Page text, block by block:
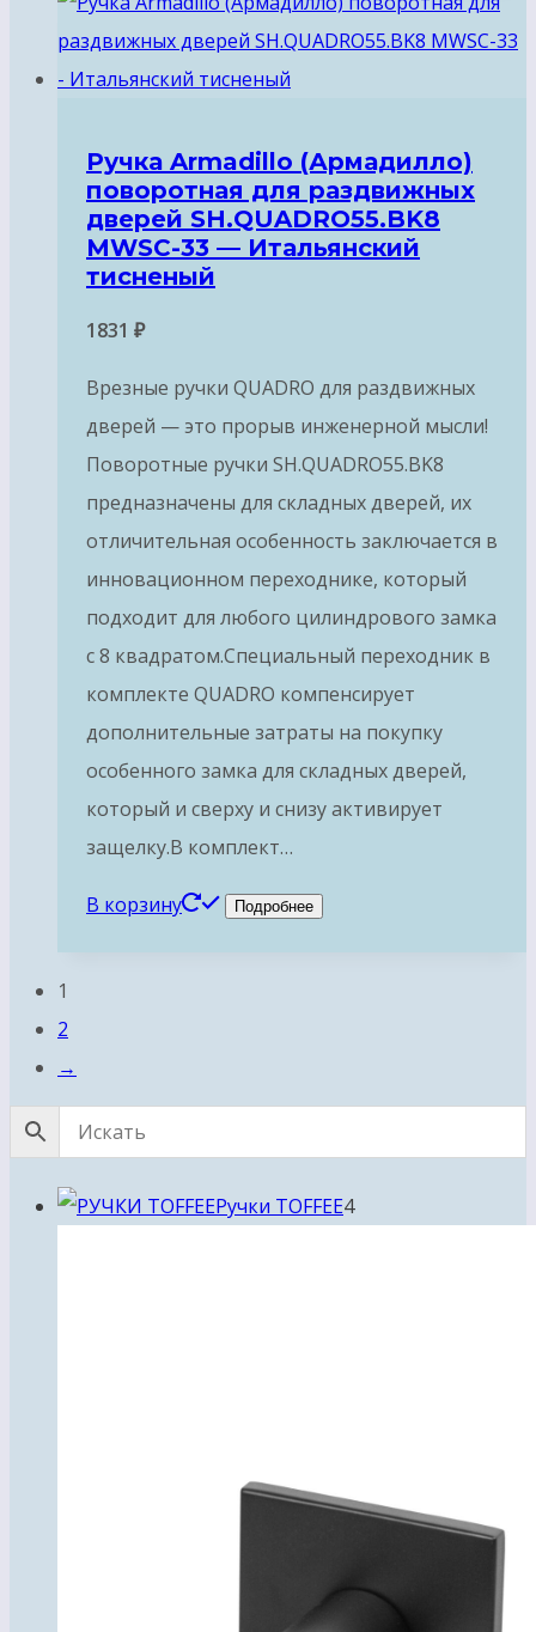
Ручка Armadillo (Армадилло)
поворотная для раздвижных
дверей SH.QUADRO55.BK8
MWSC-33 — Итальянский
тисненый
1831 ₽
Врезные ручки QUADRO для раздвижных
дверей — это прорыв инженерной мысли!
Поворотные ручки SH.QUADRO55.BK8
предназначены для складных дверей, их
отличительная особенность заключается в
инновационном переходнике, который
подходит для любого цилиндрового замка
с 8 квадратом.Специальный переходник в
комплекте QUADRO компенсирует
дополнительные затраты на покупку
особенного замка для складных дверей,
который и сверху и снизу активирует
защелку.В комплект…
В корзину Подробнее
1
2
→
Ручки TOFFEE44